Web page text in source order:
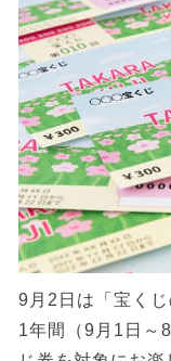
9月2日は「宝く
1年間（9月1日～